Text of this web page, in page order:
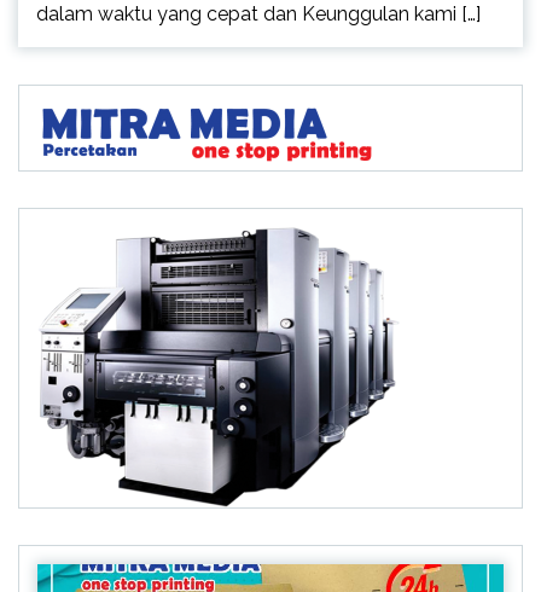
dalam waktu yang cepat dan Keunggulan kami […]